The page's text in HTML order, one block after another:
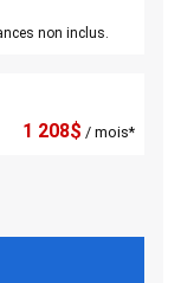
non inclus.
1 208$ / mois*